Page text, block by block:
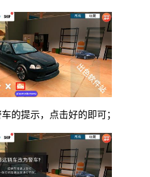
的提示，点击好的即可；